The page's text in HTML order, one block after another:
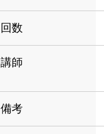
回数
講師
備考